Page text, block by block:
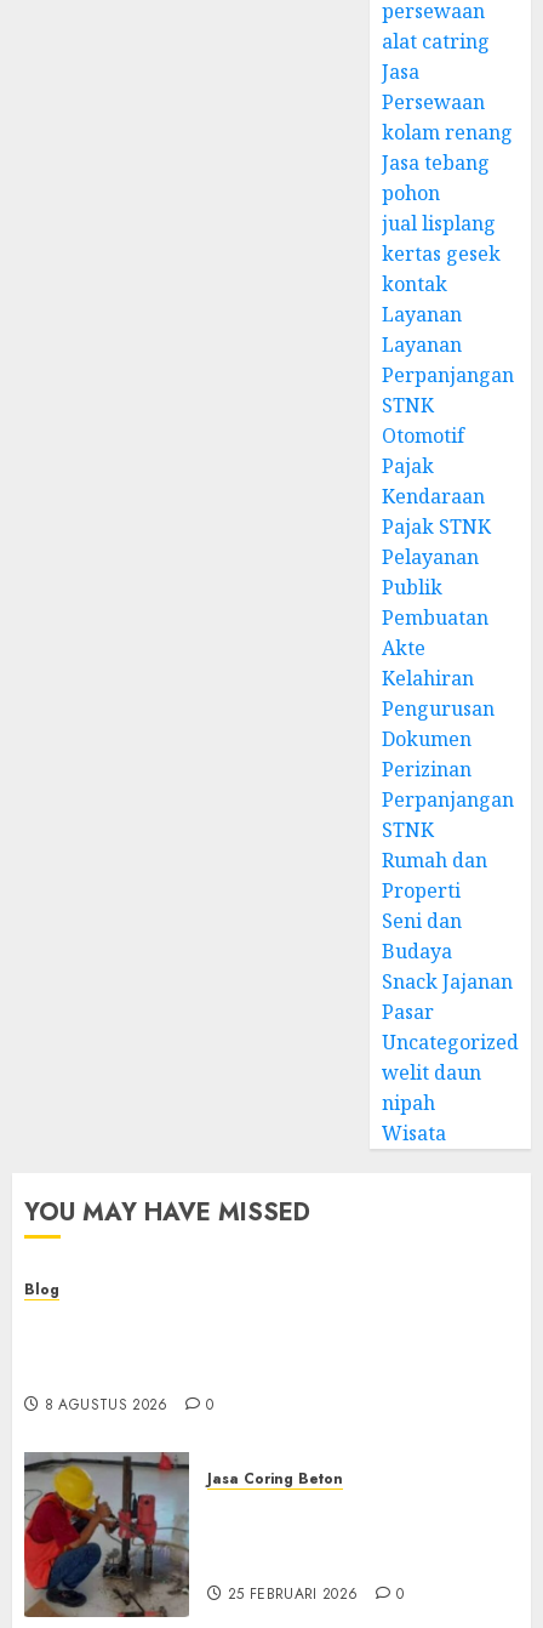
persewaan
alat catring
Jasa
Persewaan
kolam renang
Jasa tebang
pohon
jual lisplang
kertas gesek
kontak
Layanan
Layanan
Perpanjangan
STNK
Otomotif
Pajak
Kendaraan
Pajak STNK
Pelayanan
Publik
Pembuatan
Akte
Kelahiran
Pengurusan
Dokumen
Perizinan
Perpanjangan
STNK
Rumah dan
Properti
Seni dan
Budaya
Snack Jajanan
Pasar
Uncategorized
welit daun
nipah
Wisata
YOU MAY HAVE MISSED
Blog
8 AGUSTUS 2026 0
Jasa Coring Beton
25 FEBRUARI 2026 0